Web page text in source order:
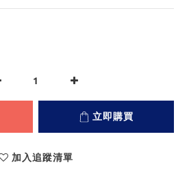
立即購買
加入追蹤清單